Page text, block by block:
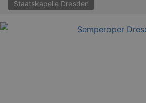
Staatskapelle Dresden